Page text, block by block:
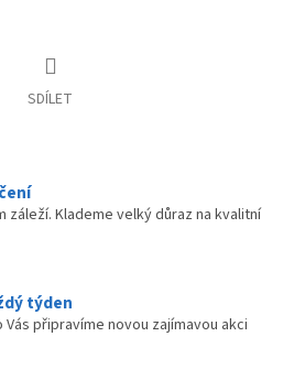
SDÍLET
záleží. Klademe velký důraz na kvalitní
týden
připravíme novou zajímavou akci